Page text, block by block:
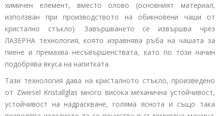
химичен елемент, вместо олово (основният материал,
използван при производството на обикновени чаши от
кристално стъкло). Завършването се извършва чрез
ЛАЗЕРНА технология, която изравнява ръба на чашата за
пиене и премахва несъвършенствата, като по този начин
подобрява вкуса на напитката.
Тази технология дава на кристалното стъкло, произведено
от Zwiesel Kristallglas много висока механична устойчивост,
устойчивост на надраскване, голяма яснота и също така